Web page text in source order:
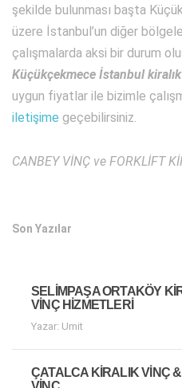
şekilde bulunması başta
üzere İstanbul’un diğer
çalışmalarda aksi bir durum
Küçükçekmece İstanbul
uygun fiyatlar ile bizimle
iletişime geçebilirsiniz.
CANBEY VİNÇ ve FORKLİFT
Son Yazılar
SELIMPAŞA ORTAKÖY
VINÇ HIZMETLERI
Yazar: Umit
ÇATALCA KIRALIK VINÇ